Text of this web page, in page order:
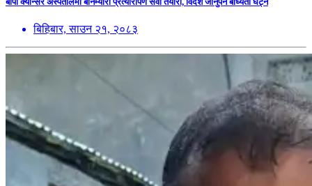
बिहिबार, साउन २१, २०८३